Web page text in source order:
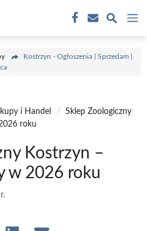
Kostrzyn - Ogłoszenia | Sprzedam |
i Handel /
Sklep Zoologiczny
roku
Kostrzyn –
w 2026 roku